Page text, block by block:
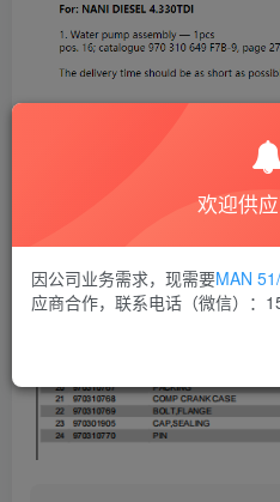
欢迎供
因公司业务需求，现需要MAN
应商合作，联系电话（微信）：